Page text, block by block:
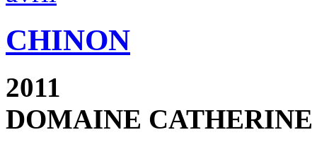
CHINON
2011
DOMAINE